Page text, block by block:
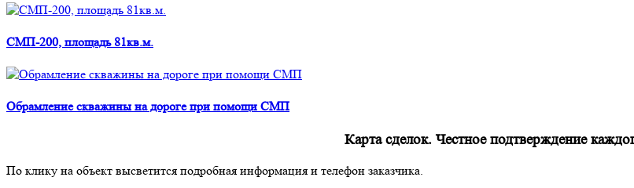
СМП-200, площадь 81кв.м.
Обрамление скважины на дороге при помощи СМП
Карта сделок. Честное подтверждение
По клику на объект высветится подробная информация и телефон заказчика.